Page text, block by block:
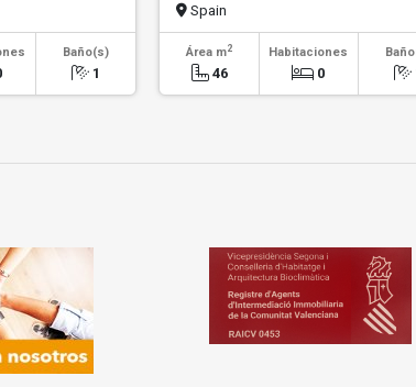
Baño(s)
1
Spain
Área m2
46
Habitaciones
0